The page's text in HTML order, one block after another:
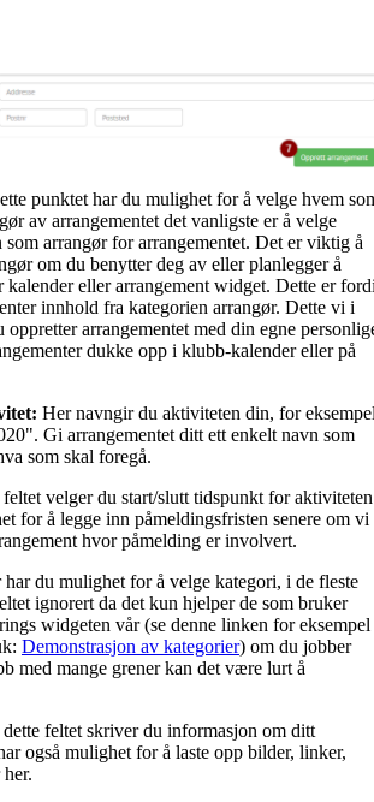
punktet har du mulighet for å velge hvem
av arrangementet det vanligste er å velge
arrangør for arrangementet. Det er viktig å
om du benytter deg av eller planlegger å
kalender eller arrangement widget. Dette er
innhold fra kategorien arrangør. Dette vi i
oppretter arrangementet med din egne
dukke opp i klubb-kalender eller på
Her navngir du aktiviteten din, for
Gi arrangementet ditt ett enkelt navn som
som skal foregå.
feltet velger du start/slutt tidspunkt for aktiviteten
for å legge inn påmeldingsfristen senere om vi
hvor påmelding er involvert.
har du mulighet for å velge kategori, i de fleste
ignorert da det kun hjelper de som bruker
widgeten vår (se denne linken for eksempel
Demonstrasjon av kategorier) om du jobber
med mange grener kan det være lurt å
feltet skriver du informasjon om ditt
også mulighet for å laste opp bilder, linker,